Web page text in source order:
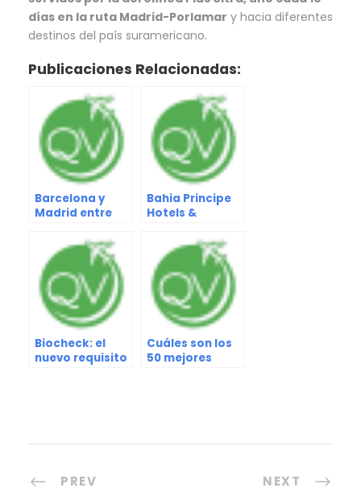
días en la ruta Madrid-Porlamar y hacia diferentes
destinos del país suramericano.
Publicaciones Relacionadas:
Barcelona y
Madrid entre
más felices del
mundo
Bahia Principe
Hotels &
la renovación
del certificado
de calidad
“Health and
Safety”
Biocheck: el
nuevo requisito
Cuáles son los
50 mejores
PREV NEXT